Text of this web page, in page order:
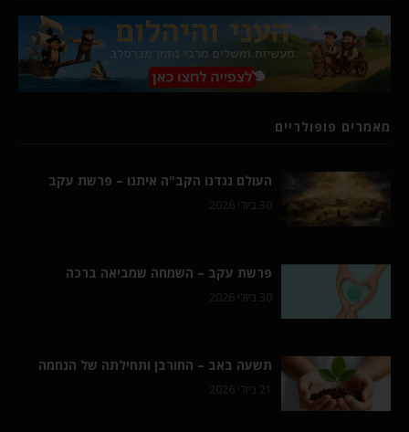
מאמרים פופולריים
העולם נגדנו הקב"ה איתנו – פרשת עקב
30 ביולי 2026
פרשת עקב – השמחה שמביאה ברכה
30 ביולי 2026
תשעה באב – החורבן ותחילתה של הנחמה
21 ביולי 2026